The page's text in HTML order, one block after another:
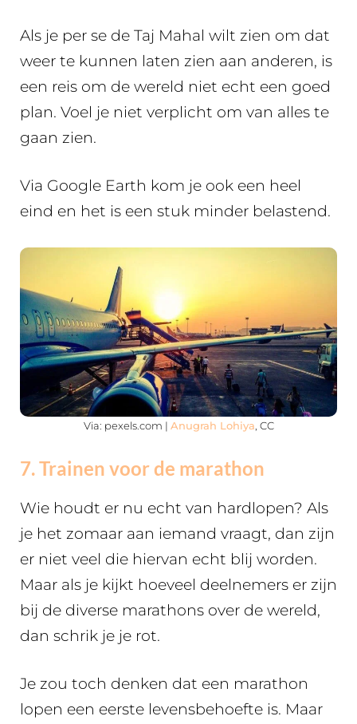
Als je per se de Taj Mahal wilt zien om dat
weer te kunnen laten zien aan anderen, is
een reis om de wereld niet echt een goed
plan. Voel je niet verplicht om van alles te
gaan zien.
Via Google Earth kom je ook een heel
eind en het is een stuk minder belastend.
Via: pexels.com | Anugrah Lohiya, CC
7. Trainen voor de marathon
Wie houdt er nu echt van hardlopen? Als
je het zomaar aan iemand vraagt, dan zijn
er niet veel die hiervan echt blij worden.
Maar als je kijkt hoeveel deelnemers er zijn
bij de diverse marathons over de wereld,
dan schrik je je rot.
Je zou toch denken dat een marathon
lopen een eerste levensbehoefte is. Maar